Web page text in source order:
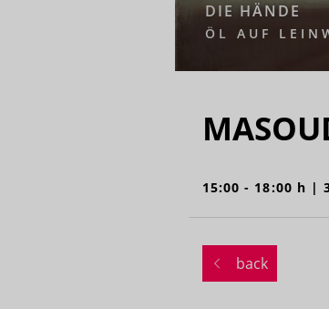
ÖL AUF
DIE HÄNDE
15:00 - 18:00 h |
back